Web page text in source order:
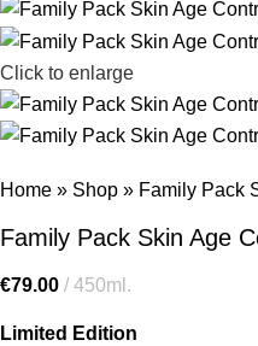
Click to enlarge
Home » Shop » Family Pack
Family Pack Skin Age
€79.00 450ml.
Limited Edition